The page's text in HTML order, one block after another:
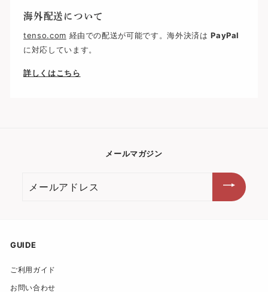
海外配送について
tenso.com 経由での配送が可能です。海外決済はPayPal
に対応しています。
詳しくはこちら
メールマガジン
ド
ス
GUIDE
ご利用ガイド
お問い合わせ